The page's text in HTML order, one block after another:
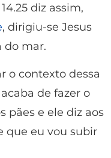
diz assim,
, dirigiu-se Jesus
do mar.
o contexto dessa
de fazer o
pães e ele diz aos
que eu vou subir